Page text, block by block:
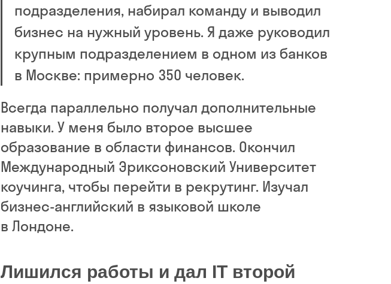
подразделения, набирал команду и выводил
бизнес на нужный уровень. Я даже руководил
крупным подразделением в одном из банков
в Москве: примерно 350 человек.
Всегда параллельно получал дополнительные
навыки. У меня было второе высшее
образование в области финансов. Окончил
Международный Эриксоновский Университет
коучинга, чтобы перейти в рекрутинг. Изучал
бизнес-английский в языковой школе
в Лондоне.
Лишился работы и дал IT второй